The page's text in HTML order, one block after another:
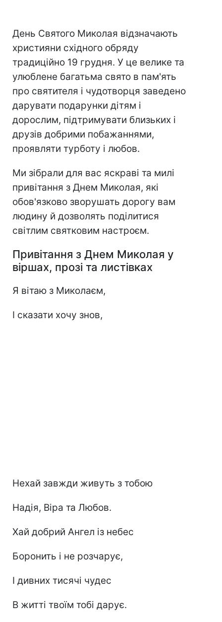
День Святого Миколая відзначають
християни східного обряду
традиційно 19 грудня. У це велике та
улюблене багатьма свято в пам'ять
про святителя і чудотворця заведено
дарувати подарунки дітям і
дорослим, підтримувати близьких і
друзів добрими побажаннями,
проявляти турботу і любов.
Ми зібрали для вас яскраві та милі
привітання з Днем Миколая, які
обов'язково зворушать дорогу вам
людину й дозволять поділитися
світлим святковим настроєм.
Привітання з Днем Миколая у
віршах, прозі та листівках
Я вітаю з Миколаєм,
І сказати хочу знов,
Нехай завжди живуть з тобою
Надія, Віра та Любов.
Хай добрий Ангел із небес
Боронить і не розчарує,
І дивних тисячі чудес
В житті твоїм тобі дарує.